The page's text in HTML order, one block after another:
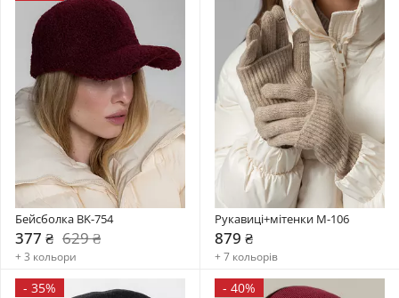
Бейсболка BK-754
377 ₴ 629 ₴
+ 3 кольори
Рукавиці+мітенки М-106
879 ₴
+ 7 кольорів
- 35% - 40%